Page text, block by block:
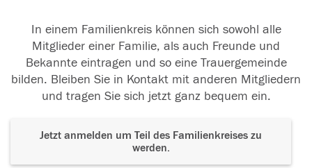
In einem Familienkreis können sich sowohl alle
Mitglieder einer Familie, als auch Freunde und
Bekannte eintragen und so eine Trauergemeinde
bilden. Bleiben Sie in Kontakt mit anderen Mitgliedern
und tragen Sie sich jetzt ganz bequem ein.
Jetzt anmelden um Teil des Familienkreises zu
werden.